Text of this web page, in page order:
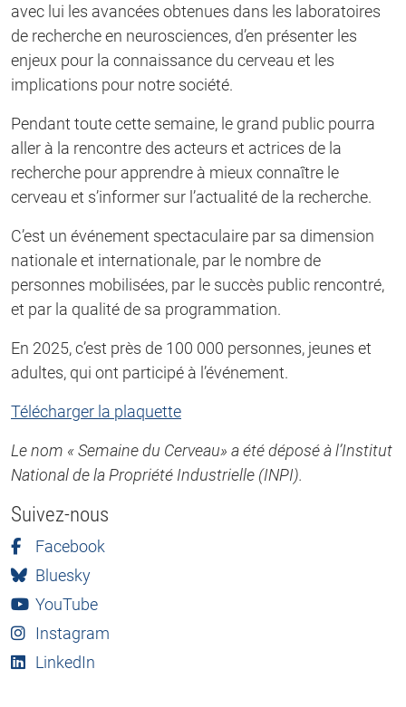
avec lui les avancées obtenues dans les laboratoires
de recherche en neurosciences, d’en présenter les
enjeux pour la connaissance du cerveau et les
implications pour notre société.
Pendant toute cette semaine, le grand public pourra
aller à la rencontre des acteurs et actrices de la
recherche pour apprendre à mieux connaître le
cerveau et s’informer sur l’actualité de la recherche.
C’est un événement spectaculaire par sa dimension
nationale et internationale, par le nombre de
personnes mobilisées, par le succès public rencontré,
et par la qualité de sa programmation.
En 2025, c’est près de 100 000 personnes, jeunes et
adultes, qui ont participé à l’événement.
Télécharger la plaquette
Le nom « Semaine du Cerveau» a été déposé à l’Institut
National de la Propriété Industrielle (INPI).
Suivez-nous
Facebook
Bluesky
YouTube
Instagram
LinkedIn